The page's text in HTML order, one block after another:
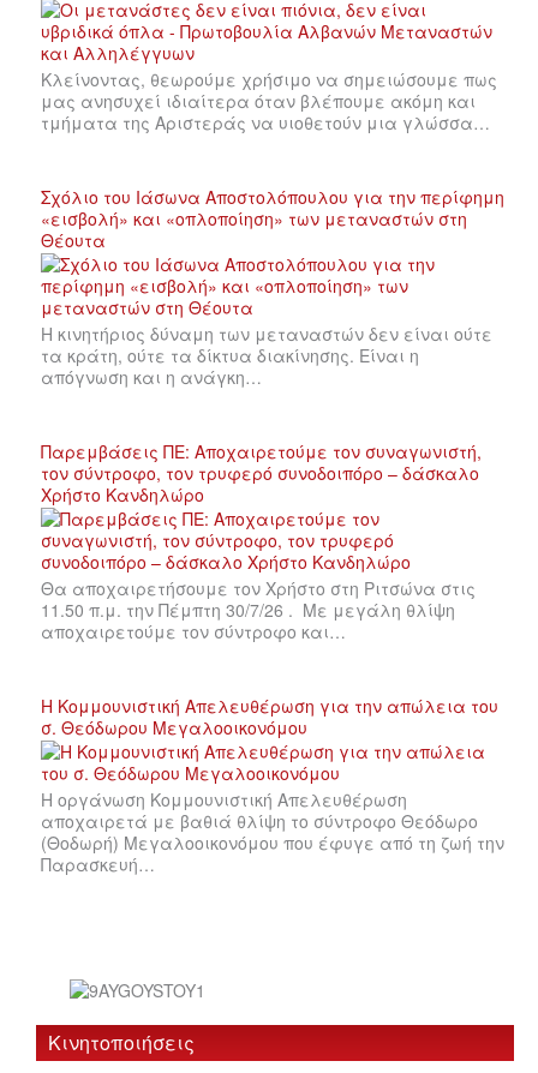
Κλείνοντας, θεωρούμε χρήσιμο να σημειώσουμε πως
μας ανησυχεί ιδιαίτερα όταν βλέπουμε ακόμη και
τμήματα της Αριστεράς να υιοθετούν μια γλώσσα…
Σχόλιο του Ιάσωνα Αποστολόπουλου για την περίφημη
«εισβολή» και «οπλοποίηση» των μεταναστών στη
Θέουτα
Η κινητήριος δύναμη των μεταναστών δεν είναι ούτε
τα κράτη, ούτε τα δίκτυα διακίνησης. Είναι η
απόγνωση και η ανάγκη…
Παρεμβάσεις ΠΕ: Αποχαιρετούμε τον συναγωνιστή,
τον σύντροφο, τον τρυφερό συνοδοιπόρο – δάσκαλο
Χρήστο Κανδηλώρο
Θα αποχαιρετήσουμε τον Χρήστο στη Ριτσώνα στις
11.50 π.μ. την Πέμπτη 30/7/26 . Με μεγάλη θλίψη
αποχαιρετούμε τον σύντροφο και…
Η Κομμουνιστική Απελευθέρωση για την απώλεια του
σ. Θεόδωρου Μεγαλοοικονόμου
Η οργάνωση Κομμουνιστική Απελευθέρωση
αποχαιρετά με βαθιά θλίψη το σύντροφο Θεόδωρο
(Θοδωρή) Μεγαλοοικονόμου που έφυγε από τη ζωή την
Παρασκευή…
Κινητοποιήσεις